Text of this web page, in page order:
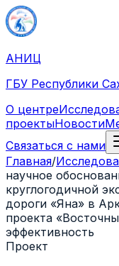
АНИЦ
ГБУ Республики
О центре
проектыНовости
Связаться с нами
Главная/
научное
круглогодичной
дороги «Яна» в
проекта
эффективность
Проект